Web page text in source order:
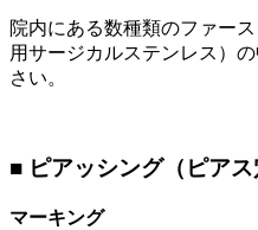
院内にある数種類のファー
用サージカルステンレス）
さい。
■ ピアッシング（ピア
マーキング